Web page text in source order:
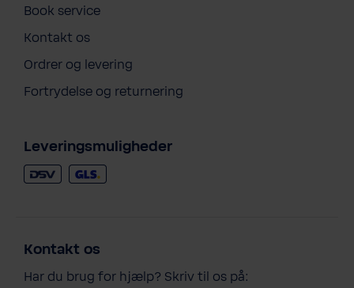
Book service
Kontakt os
Ordrer og levering
Fortrydelse og returnering
Leveringsmuligheder
Kontakt os
Har du brug for hjælp? Skriv til os på: